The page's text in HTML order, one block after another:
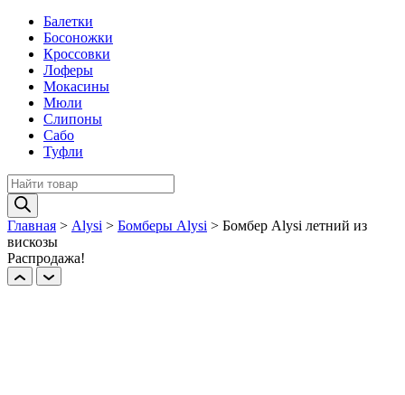
Балетки
Босоножки
Кроссовки
Лоферы
Мокасины
Мюли
Слипоны
Сабо
Туфли
Поиск
товаров
Главная > Alysi > Бомберы Alysi > Бомбер Alysi летний из
вискозы
Распродажа!